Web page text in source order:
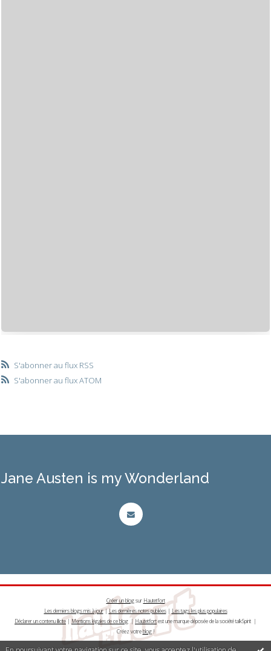
S'abonner au flux RSS
S'abonner au flux ATOM
Jane Austen is my Wonderland
Créer un blogsur Hautetfort
Les derniers blogs mis à jour|Les dernières notes publiées| Les tags les plus populaires
Déclarer un contenu illicite| Mentions légales de ce blog |Hautetfortest une marque déposée de la société talkSpirit |
Créez votreblog!